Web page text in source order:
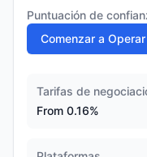
Puntuación de
Comenzar a Operar
Tarifas de
From 0.16%